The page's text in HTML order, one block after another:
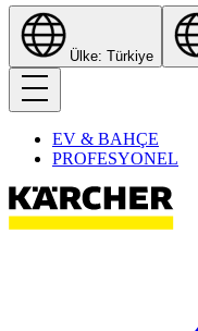
Ülke: Türkiye
EV & BAHÇE
PROFESYONEL